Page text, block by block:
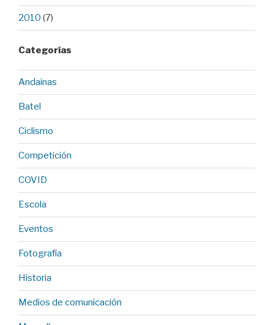
2010 (7)
Categorías
Andainas
Batel
Ciclismo
Competición
COVID
Escola
Eventos
Fotografía
Historia
Medios de comunicación